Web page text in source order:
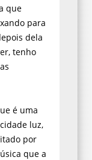
que
para
dela
tenho
é uma
luz,
por
que a